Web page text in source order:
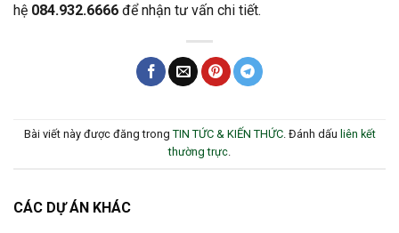
hệ 084.932.6666 để nhận tư vấn chi tiết.
Bài viết này được đăng trong TIN TỨC & KIẾN THỨC. Đánh dấu liên kết
thường trực.
CÁC DỰ ÁN KHÁC